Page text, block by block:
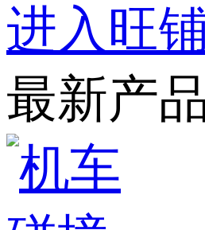
进入旺
最新产